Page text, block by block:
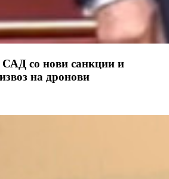
со нови санкции и
на дронови